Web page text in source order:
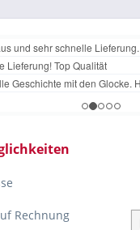
Rechnung